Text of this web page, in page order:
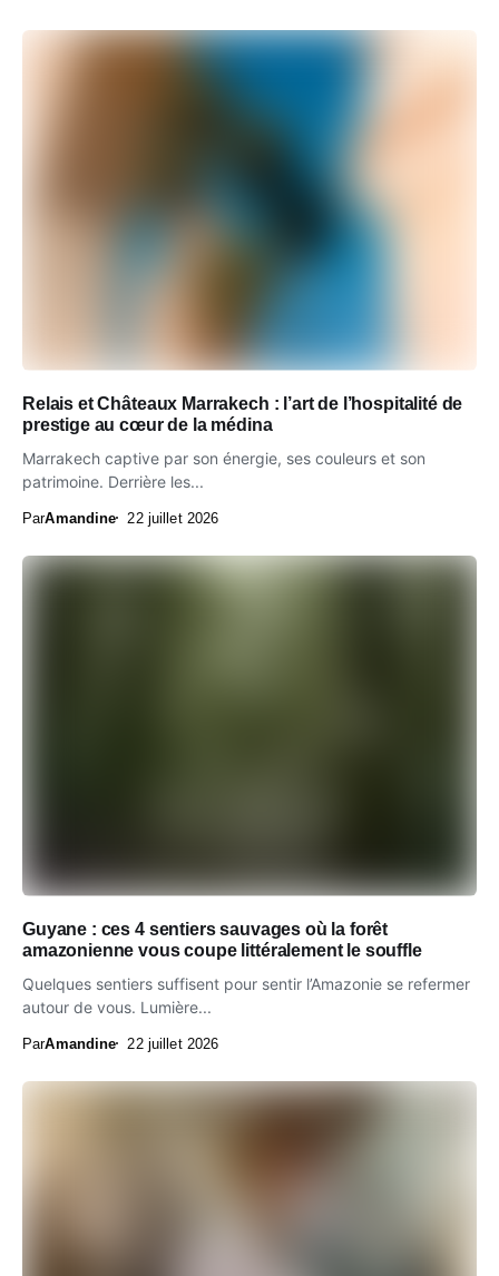
Relais et Châteaux Marrakech : l’art de l’hospitalité de
prestige au cœur de la médina
Marrakech captive par son énergie, ses couleurs et son
patrimoine. Derrière les...
ParAmandine 22 juillet 2026
Guyane : ces 4 sentiers sauvages où la forêt
amazonienne vous coupe littéralement le souffle
Quelques sentiers suffisent pour sentir l’Amazonie se refermer
autour de vous. Lumière...
ParAmandine 22 juillet 2026